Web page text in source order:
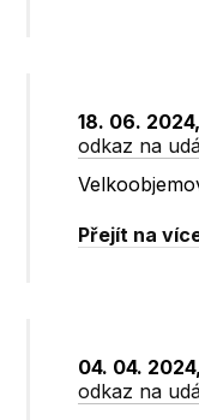
18. 06.
odkaz na
Přejít na
04. 04.
odkaz na